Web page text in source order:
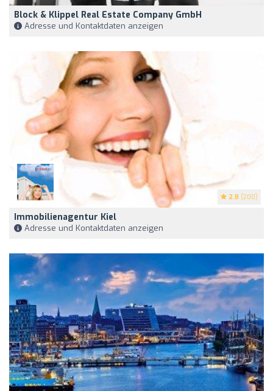
Block & Klippel Real Estate Company GmbH
Adresse und Kontaktdaten anzeigen
2.8 (200)
Immobilienagentur Kiel
Adresse und Kontaktdaten anzeigen